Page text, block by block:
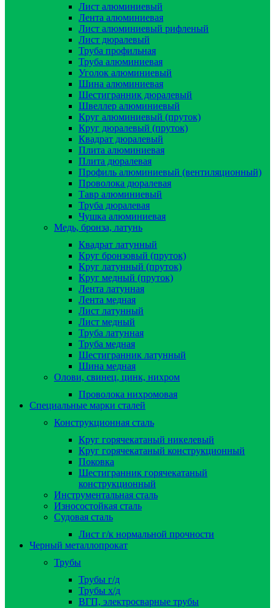
Лист алюминиевый
Лента алюминиевая
Лист алюминиевый рифленый
Лист дюралевый
Труба профильная
Труба алюминиевая
Уголок алюминиевый
Шина алюминиевая
Шестигранник дюралевый
Швеллер алюминиевый
Круг алюминиевый (пруток)
Круг дюралевый (пруток)
Квадрат дюралевый
Плита алюминиевая
Плита дюралевая
Профиль алюминиевый (вентиляционный)
Проволока дюралевая
Тавр алюминиевый
Труба дюралевая
Чушка алюминиевая
Медь, бронза, латунь
Квадрат латунный
Круг бронзовый (пруток)
Круг латунный (пруток)
Круг медный (пруток)
Лента латунная
Лента медная
Лист латунный
Лист медный
Труба латунная
Труба медная
Шестигранник латунный
Шина медная
Олови, свинец, цинк, нихром
Проволока нихромовая
Специальные марки сталей
Конструкционная сталь
Круг горячекатаный никелевый
Круг горячекатаный конструкционный
Поковка
Шестигранник горячекатаный
конструкционный
Инструментальная сталь
Износостойкая сталь
Судовая сталь
Лист г/к нормальной прочности
Черный металлопрокат
Трубы
Трубы г/д
Трубы х/д
ВГП, электросварные трубы